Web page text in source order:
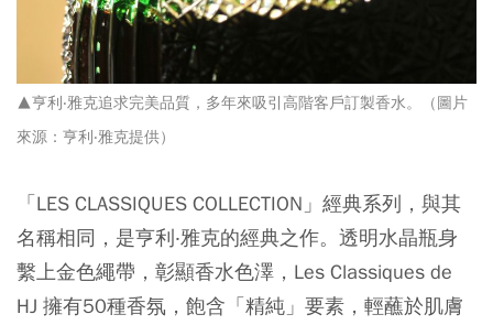
▲亨利‧雅克追求完美品質，多年來吸引高階客戶訂製香水。（圖片
來源：亨利‧雅克提供）
「LES CLASSIQUES COLLECTION」經典系列，與其
名稱相同，是亨利‧雅克的經典之作。透明水晶瓶身
繫上金色繩帶，彰顯香水色澤，Les Classiques de
HJ 擁有50種香氛，飽含「精純」要素，輕蘸於肌膚